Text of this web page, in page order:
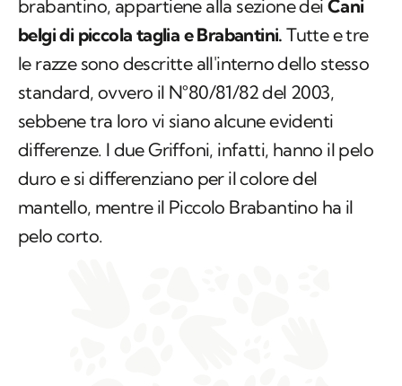
brabantino, appartiene alla sezione dei Cani
belgi di piccola taglia e Brabantini. Tutte e tre
le razze sono descritte all'interno dello stesso
standard, ovvero il N°80/81/82 del 2003,
sebbene tra loro vi siano alcune evidenti
differenze. I due Griffoni, infatti, hanno il pelo
duro e si differenziano per il colore del
mantello, mentre il Piccolo Brabantino ha il
pelo corto.